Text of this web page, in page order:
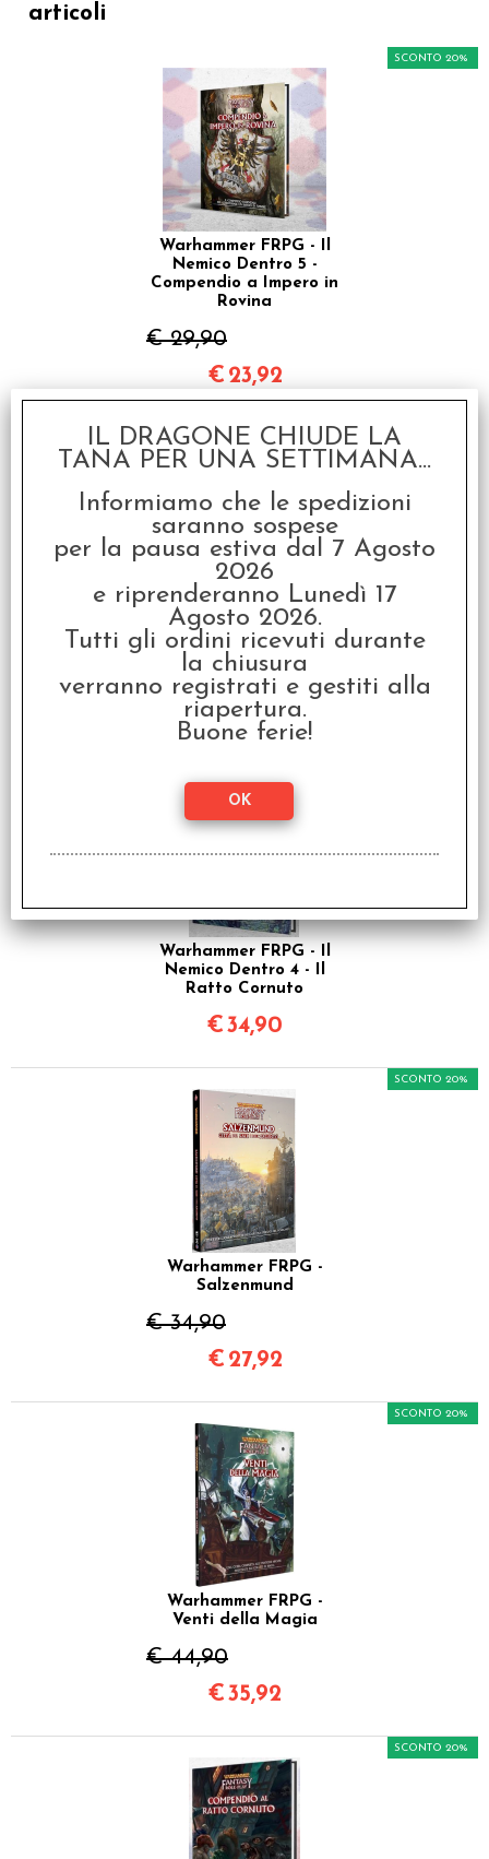
articoli
Warhammer FRPG - Il
Nemico Dentro 5 -
Compendio a Impero in
Rovina
€ 29,90
SCONTO 20%
€ 23,92
Warhammer FRPG -
Avventure a Ubersreik II
€ 34,90
SCONTO 20%
€27,92
Warhammer FRPG - Il
Nemico Dentro 4 - Il
Ratto Cornuto
€34,90
Warhammer FRPG -
Salzenmund
€ 34,90
SCONTO 20%
€ 27,92
Warhammer FRPG -
Venti della Magia
€ 44,90
SCONTO 20%
€35,92
SCONTO 20%
IL DRAGONE CHIUDE LA
TANA PER UNA SETTIMANA...
Informiamo che le spedizioni
saranno sospese
per la pausa estiva dal 7 Agosto
2026
e riprenderanno Lunedì 17
Agosto 2026.
Tutti gli ordini ricevuti durante
la chiusura
verranno registrati e gestiti alla
riapertura.
Buone ferie!